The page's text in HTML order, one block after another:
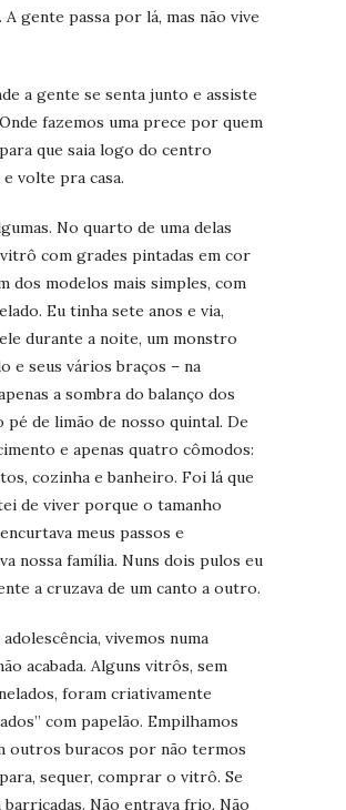
A gente passa por lá, mas não vive
a gente se senta junto e assiste
fazemos uma prece por quem
que saia logo do centro
volte pra casa.
No quarto de uma delas
com grades pintadas em cor
dos modelos mais simples, com
Eu tinha sete anos e via,
durante a noite, um monstro
e seus vários braços – na
a sombra do balanço dos
pé de limão de nosso quintal. De
e apenas quatro cômodos:
cozinha e banheiro. Foi lá que
de viver porque o tamanho
meus passos e
nossa família. Nuns dois pulos eu
a cruzava de um canto a outro.
vivemos numa
acabada. Alguns vitrôs, sem
foram criativamente
com papelão. Empilhamos
outros buracos por não termos
sequer, comprar o vitrô. Se
Não entrava frio. Não